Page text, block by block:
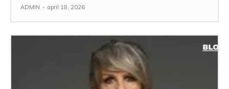
ADMIN - april 18, 2026